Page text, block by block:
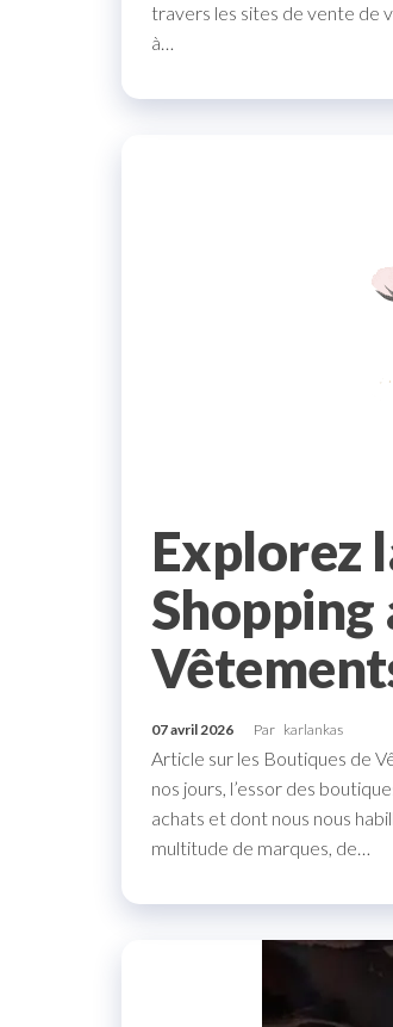
travers les sites de vente de
à…
Explorez
07 avril 2026 Par karlankas
Article sur les Boutiques de
nos jours, l’essor des
achats et dont nous nous
multitude de marques, de…